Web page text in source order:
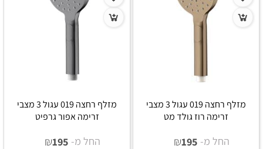
מזלף רחצה 019 עגול 3 מצבי
זרימה רוז גולד מט
החל מ- ₪195
מזלף רחצה 019 עגול 3 מצבי
זרימה אפור גרפיט
החל מ- ₪195